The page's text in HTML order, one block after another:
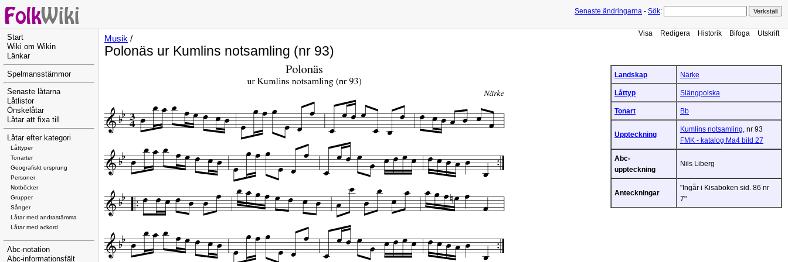
Senaste ändringarna - Sök:
Start
Wiki om Wikin
Länkar
Spelmansstämmor
Senaste låtarna
Låtlistor
Önskelåtar
Låtar att fixa till
Låtar efter kategori
Låttyper
Tonarter
Geografiskt ursprung
Personer
Notböcker
Grupper
Sånger
Låtar med andrastämma
Låtar med ackord
Abc-notation
Abc-informationsfält
Visa Redigera Historik Bifoga Utskrift
Musik /
Polonäs ur Kumlins notsamling (nr 93)
Landskap Närke
Låttyp Slängpolska
Tonart Bb
Uppteckning
Kumlins notsamling , nr 93
FMK - katalog Ma4 bild 27
Abc-
uppteckning
Nils Liberg
Anteckningar
"Ingår i Kisaboken sid. 86 nr
7"